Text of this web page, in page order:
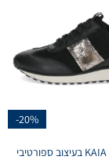
-20%
נעלי סניקרס KAIA בעיצוב ספורטיבי